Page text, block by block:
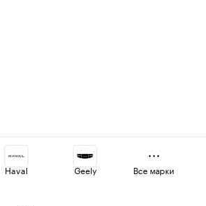
Haval Geely Все марки